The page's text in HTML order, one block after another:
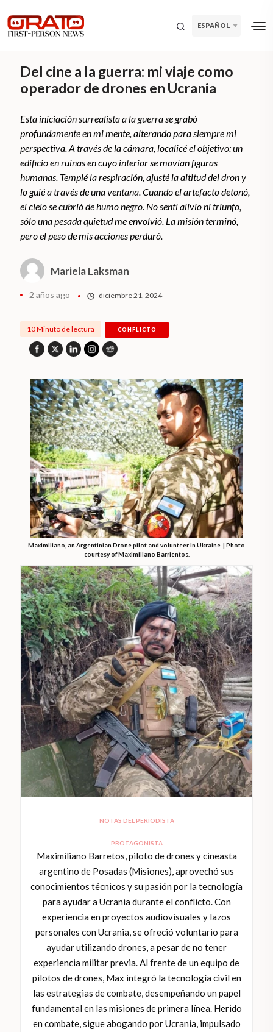
ESPAÑOL
Del cine a la guerra: mi viaje como
operador de drones en Ucrania
Esta iniciación surrealista a la guerra se grabó
profundamente en mi mente, alterando para siempre mi
perspectiva. A través de la cámara, localicé el objetivo: un
edificio en ruinas en cuyo interior se movían figuras
humanas. Templé la respiración, ajusté la altitud del dron y
lo guié a través de una ventana. Cuando el artefacto detonó,
el cielo se cubrió de humo negro. No sentí alivio ni triunfo,
sólo una pesada quietud me envolvió. La misión terminó,
pero el peso de mis acciones perduró.
Mariela Laksman
2 años ago diciembre 21, 2024
10 Minuto de lectura CONFLICTO
Maximiliano, an Argentinian Drone pilot and volunteer in Ukraine. | Photo
courtesy of Maximiliano Barrientos.
NOTAS DEL PERIODISTA
PROTAGONISTA
Maximiliano Barretos, piloto de drones y cineasta
argentino de Posadas (Misiones), aprovechó sus
conocimientos técnicos y su pasión por la tecnología
para ayudar a Ucrania durante el conflicto. Con
experiencia en proyectos audiovisuales y lazos
personales con Ucrania, se ofreció voluntario para
ayudar utilizando drones, a pesar de no tener
experiencia militar previa. Al frente de un equipo de
pilotos de drones, Max integró la tecnología civil en
las estrategias de combate, desempeñando un papel
fundamental en las misiones de primera línea. Herido
en combate, sigue abogando por Ucrania, impulsado